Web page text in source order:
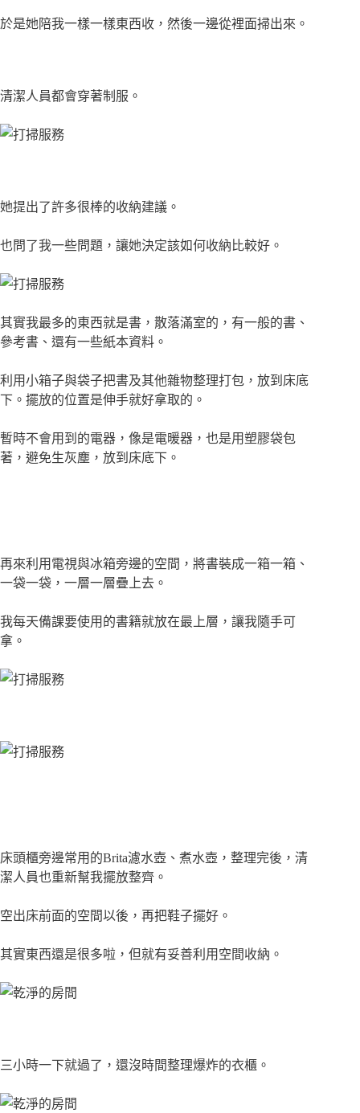
於是她陪我一樣一樣東西收，然後一邊從裡面掃出來。
清潔人員都會穿著制服。
她提出了許多很棒的收納建議。
也問了我一些問題，讓她決定該如何收納比較好。
其實我最多的東西就是書，散落滿室的，有一般的書、
參考書、還有一些紙本資料。
利用小箱子與袋子把書及其他雜物整理打包，放到床底
下。擺放的位置是伸手就好拿取的。
暫時不會用到的電器，像是電暖器，也是用塑膠袋包
著，避免生灰塵，放到床底下。
再來利用電視與冰箱旁邊的空間，將書裝成一箱一箱、
一袋一袋，一層一層疊上去。
我每天備課要使用的書籍就放在最上層，讓我隨手可
拿。
床頭櫃旁邊常用的Brita濾水壺、煮水壺，整理完後，清
潔人員也重新幫我擺放整齊。
空出床前面的空間以後，再把鞋子擺好。
其實東西還是很多啦，但就有妥善利用空間收納。
三小時一下就過了，還沒時間整理爆炸的衣櫃。